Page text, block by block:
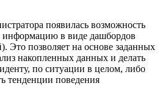
появилась возможность
информацию в виде дашбордов
Это позволяет на основе заданных
накопленных данных и делать
по ситуации в целом, либо
тенденции поведения